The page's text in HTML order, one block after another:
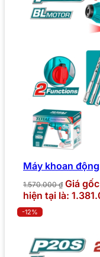
Máy khoan
1.570.000₫ Giá
hiện tại là:
-12%